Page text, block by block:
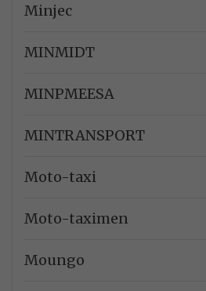
Minjec
MINMIDT
MINPMEESA
MINTRANSPORT
Moto-taxi
Moto-taximen
Moungo